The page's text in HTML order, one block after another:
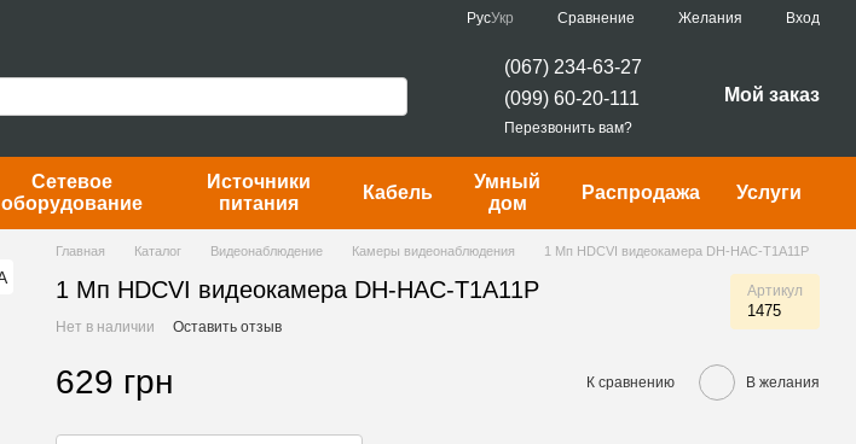
РусУкр Сравнение Желания Вход
(067) 234-63-27
(099) 60-20-111
Перезвонить вам?
Мой заказ
Сетевое
оборудование
Источники
питания
Кабель
Умный
дом
Распродажа Услуги
Главная Каталог Видеонаблюдение Камеры видеонаблюдения 1 Мп HDCVI видеокамера DH-HAC-T1A11P
1 Мп HDCVI видеокамера DH-HAC-T1A11P Артикул
1475
Нет в наличии Оставить отзыв
629 грн К сравнению В желания